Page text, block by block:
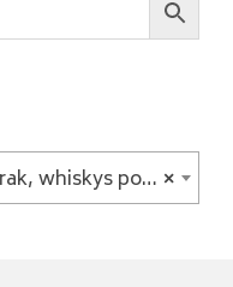
×
poharak